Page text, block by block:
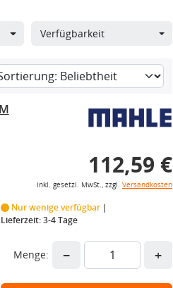
Verfügbarkeit
112,59 €
inkl. gesetzl. MwSt., zzgl. Versandkosten
Nur wenige verfügbar
Lieferzeit: 3-4 Tage
Menge: − +